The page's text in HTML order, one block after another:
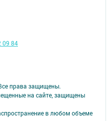
права защищены.
на сайте, защищены
в любом объеме
09 84